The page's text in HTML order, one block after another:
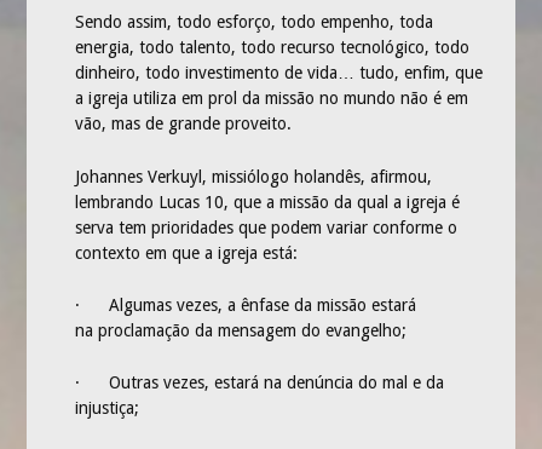
ESCOLA DOMINICAL
NOTÍCIAS
FOTOS
SOCIEDADES
UCP – UNIÃO DE CRIANÇAS PRESBITERIANAS
UPA – UNIÃO PRESBITERIANA DE ADOLESCENTES
UMP – UNIÃO DA MOCIDADE PRESBITERIANA
SAF – SOCIEDADE AUXILIAR FEMININA
UPH – UNIÃO PRESBITERIANA DE HOMENS
MINISTÉRIOS
MINISTÉRIO DE MÚSICA E LOUVOR
Sendo assim, todo esforço, todo empenho, toda
energia, todo talento, todo recurso tecnológico, todo
dinheiro, todo investimento de vida… tudo, enfim, que
a igreja utiliza em prol da missão no mundo não é em
vão, mas de grande proveito.
Johannes Verkuyl, missiólogo holandês, afirmou,
lembrando Lucas 10, que a missão da qual a igreja é
serva tem prioridades que podem variar conforme o
contexto em que a igreja está:
· Algumas vezes, a ênfase da missão estará
na proclamação da mensagem do evangelho;
· Outras vezes, estará na denúncia do mal e da
injustiça;